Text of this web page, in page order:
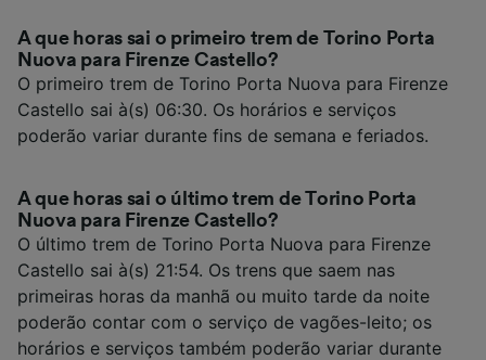
A que horas sai o primeiro trem de Torino Porta
Nuova para Firenze Castello?
O primeiro trem de Torino Porta Nuova para Firenze
Castello sai à(s) 06:30. Os horários e serviços
poderão variar durante fins de semana e feriados.
A que horas sai o último trem de Torino Porta
Nuova para Firenze Castello?
O último trem de Torino Porta Nuova para Firenze
Castello sai à(s) 21:54. Os trens que saem nas
primeiras horas da manhã ou muito tarde da noite
poderão contar com o serviço de vagões-leito; os
horários e serviços também poderão variar durante